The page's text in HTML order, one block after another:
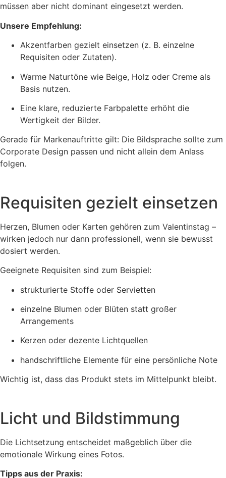
müssen aber nicht dominant eingesetzt werden.
Unsere Empfehlung:
Akzentfarben gezielt einsetzen (z. B. einzelne
Requisiten oder Zutaten).
Warme Naturtöne wie Beige, Holz oder Creme als
Basis nutzen.
Eine klare, reduzierte Farbpalette erhöht die
Wertigkeit der Bilder.
Gerade für Markenauftritte gilt: Die Bildsprache sollte zum
Corporate Design passen und nicht allein dem Anlass
folgen.
Requisiten gezielt einsetzen
Herzen, Blumen oder Karten gehören zum Valentinstag –
wirken jedoch nur dann professionell, wenn sie bewusst
dosiert werden.
Geeignete Requisiten sind zum Beispiel:
strukturierte Stoffe oder Servietten
einzelne Blumen oder Blüten statt großer
Arrangements
Kerzen oder dezente Lichtquellen
handschriftliche Elemente für eine persönliche Note
Wichtig ist, dass das Produkt stets im Mittelpunkt bleibt.
Licht und Bildstimmung
Die Lichtsetzung entscheidet maßgeblich über die
emotionale Wirkung eines Fotos.
Tipps aus der Praxis: